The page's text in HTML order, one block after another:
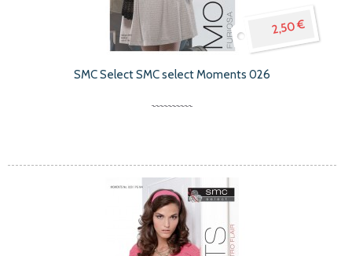
2,50 €
SMC Select SMC select Moments 026